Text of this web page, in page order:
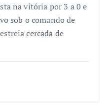
na vitória por 3 a 0 e
sob o comando de
cercada de